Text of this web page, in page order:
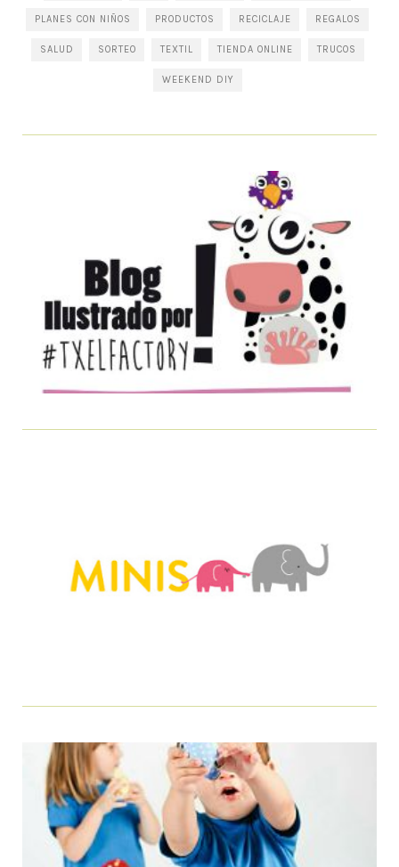
PLANES CON NIÑOS PRODUCTOS RECICLAJE REGALOS
SALUD SORTEO TEXTIL TIENDA ONLINE TRUCOS
WEEKEND DIY